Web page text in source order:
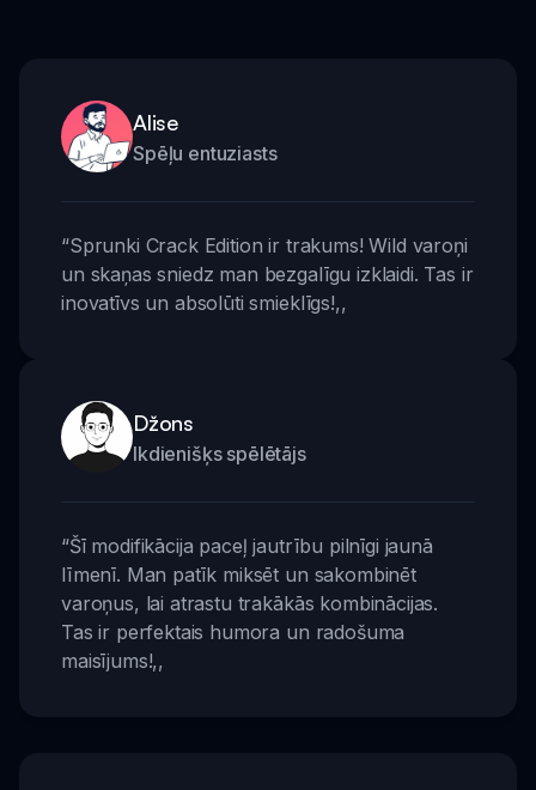
Alise
Spēļu entuziasts
“Sprunki Crack Edition ir trakums! Wild varoņi
un skaņas sniedz man bezgalīgu izklaidi. Tas ir
inovatīvs un absolūti smieklīgs!,,
Džons
Ikdienišķs spēlētājs
“Šī modifikācija paceļ jautrību pilnīgi jaunā
līmenī. Man patīk miksēt un sakombinēt
varoņus, lai atrastu trakākās kombinācijas.
Tas ir perfektais humora un radošuma
maisījums!,,